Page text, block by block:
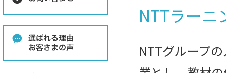
NTTラーニ
NTTグループ